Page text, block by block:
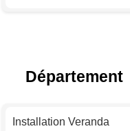
Installation Veranda Nice
Installation Veranda
Département
Installation Veranda